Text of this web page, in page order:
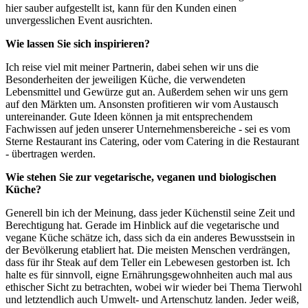
hier sauber aufgestellt ist, kann für den Kunden einen
unvergesslichen Event ausrichten.
Wie lassen Sie sich inspirieren?
Ich reise viel mit meiner Partnerin, dabei sehen wir uns die
Besonderheiten der jeweiligen Küche, die verwendeten
Lebensmittel und Gewürze gut an. Außerdem sehen wir uns gern
auf den Märkten um. Ansonsten profitieren wir vom Austausch
untereinander. Gute Ideen können ja mit entsprechendem
Fachwissen auf jeden unserer Unternehmensbereiche - sei es vom
Sterne Restaurant ins Catering, oder vom Catering in die Restaurant
- übertragen werden.
Wie stehen Sie zur vegetarische, veganen und biologischen
Küche?
Generell bin ich der Meinung, dass jeder Küchenstil seine Zeit und
Berechtigung hat. Gerade im Hinblick auf die vegetarische und
vegane Küche schätze ich, dass sich da ein anderes Bewusstsein in
der Bevölkerung etabliert hat. Die meisten Menschen verdrängen,
dass für ihr Steak auf dem Teller ein Lebewesen gestorben ist. Ich
halte es für sinnvoll, eigne Ernährungsgewohnheiten auch mal aus
ethischer Sicht zu betrachten, wobei wir wieder bei Thema Tierwohl
und letztendlich auch Umwelt- und Artenschutz landen. Jeder weiß,